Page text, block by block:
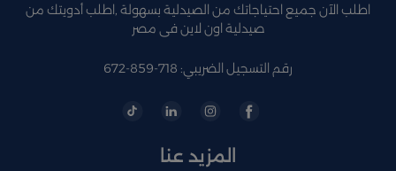
اطلب الآن جميع احتياجاتك من الصيدلية بسهولة ,اطلب أدويتك من
صيدلية اون لاين فى مصر
رقم التسجيل الضريبي: 718-859-672
المزيد عنا